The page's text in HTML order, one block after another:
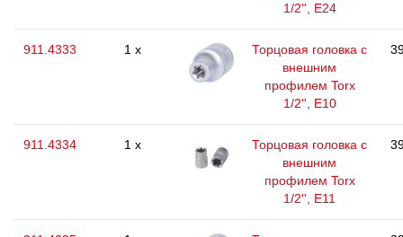
1/2'', E24
911.4333 1 x
Торцовая головка с
внешним
профилем Torx
1/2'', E10
911.4334 1 x
Торцовая головка с
внешним
профилем Torx
1/2'', E11